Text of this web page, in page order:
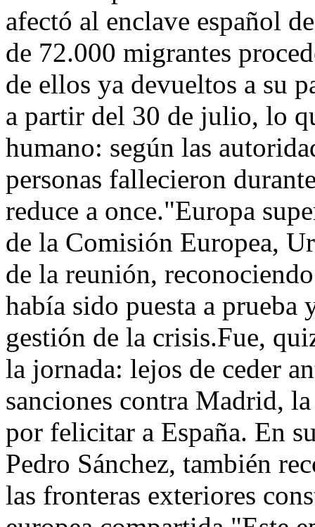
afectó al enclave español
de 72.000 migrantes
de ellos ya devueltos a su
a partir del 30 de julio, lo
humano: según las
personas fallecieron
reduce a once."Europa
de la Comisión Europea,
de la reunión,
había sido puesta a prueba
gestión de la crisis.Fue,
la jornada: lejos de ceder
sanciones contra Madrid,
por felicitar a España. En
Pedro Sánchez, también
las fronteras exteriores